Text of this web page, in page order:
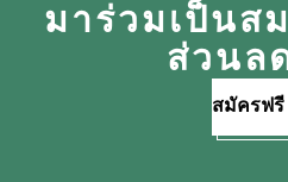
มาร่วมเป็นส
ส่วนลด
สมัครฟรี